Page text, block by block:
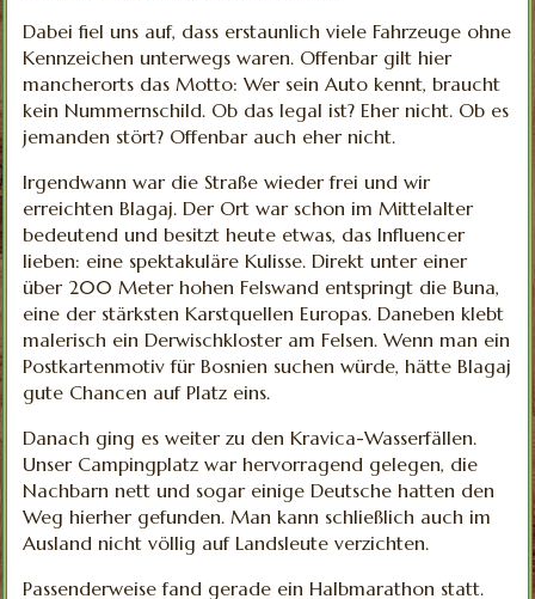
Dabei fiel uns auf, dass erstaunlich viele Fahrzeuge ohne
Kennzeichen unterwegs waren. Offenbar gilt hier
mancherorts das Motto: Wer sein Auto kennt, braucht
kein Nummernschild. Ob das legal ist? Eher nicht. Ob es
jemanden stört? Offenbar auch eher nicht.
Irgendwann war die Straße wieder frei und wir
erreichten Blagaj. Der Ort war schon im Mittelalter
bedeutend und besitzt heute etwas, das Influencer
lieben: eine spektakuläre Kulisse. Direkt unter einer
über 200 Meter hohen Felswand entspringt die Buna,
eine der stärksten Karstquellen Europas. Daneben klebt
malerisch ein Derwischkloster am Felsen. Wenn man ein
Postkartenmotiv für Bosnien suchen würde, hätte Blagaj
gute Chancen auf Platz eins.
Danach ging es weiter zu den Kravica-Wasserfällen.
Unser Campingplatz war hervorragend gelegen, die
Nachbarn nett und sogar einige Deutsche hatten den
Weg hierher gefunden. Man kann schließlich auch im
Ausland nicht völlig auf Landsleute verzichten.
Passenderweise fand gerade ein Halbmarathon statt.